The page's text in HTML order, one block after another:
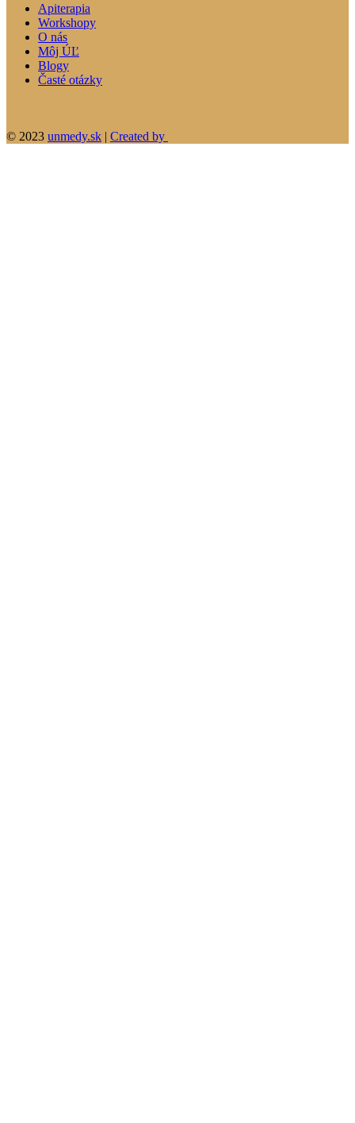
Apiterapia
Workshopy
O nás
Môj ÚĽ
Blogy
Časté otázky
© 2023 unmedy.sk | Created by